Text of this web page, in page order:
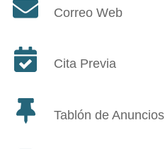
Correo Web
Cita Previa
Tablón de Anuncios